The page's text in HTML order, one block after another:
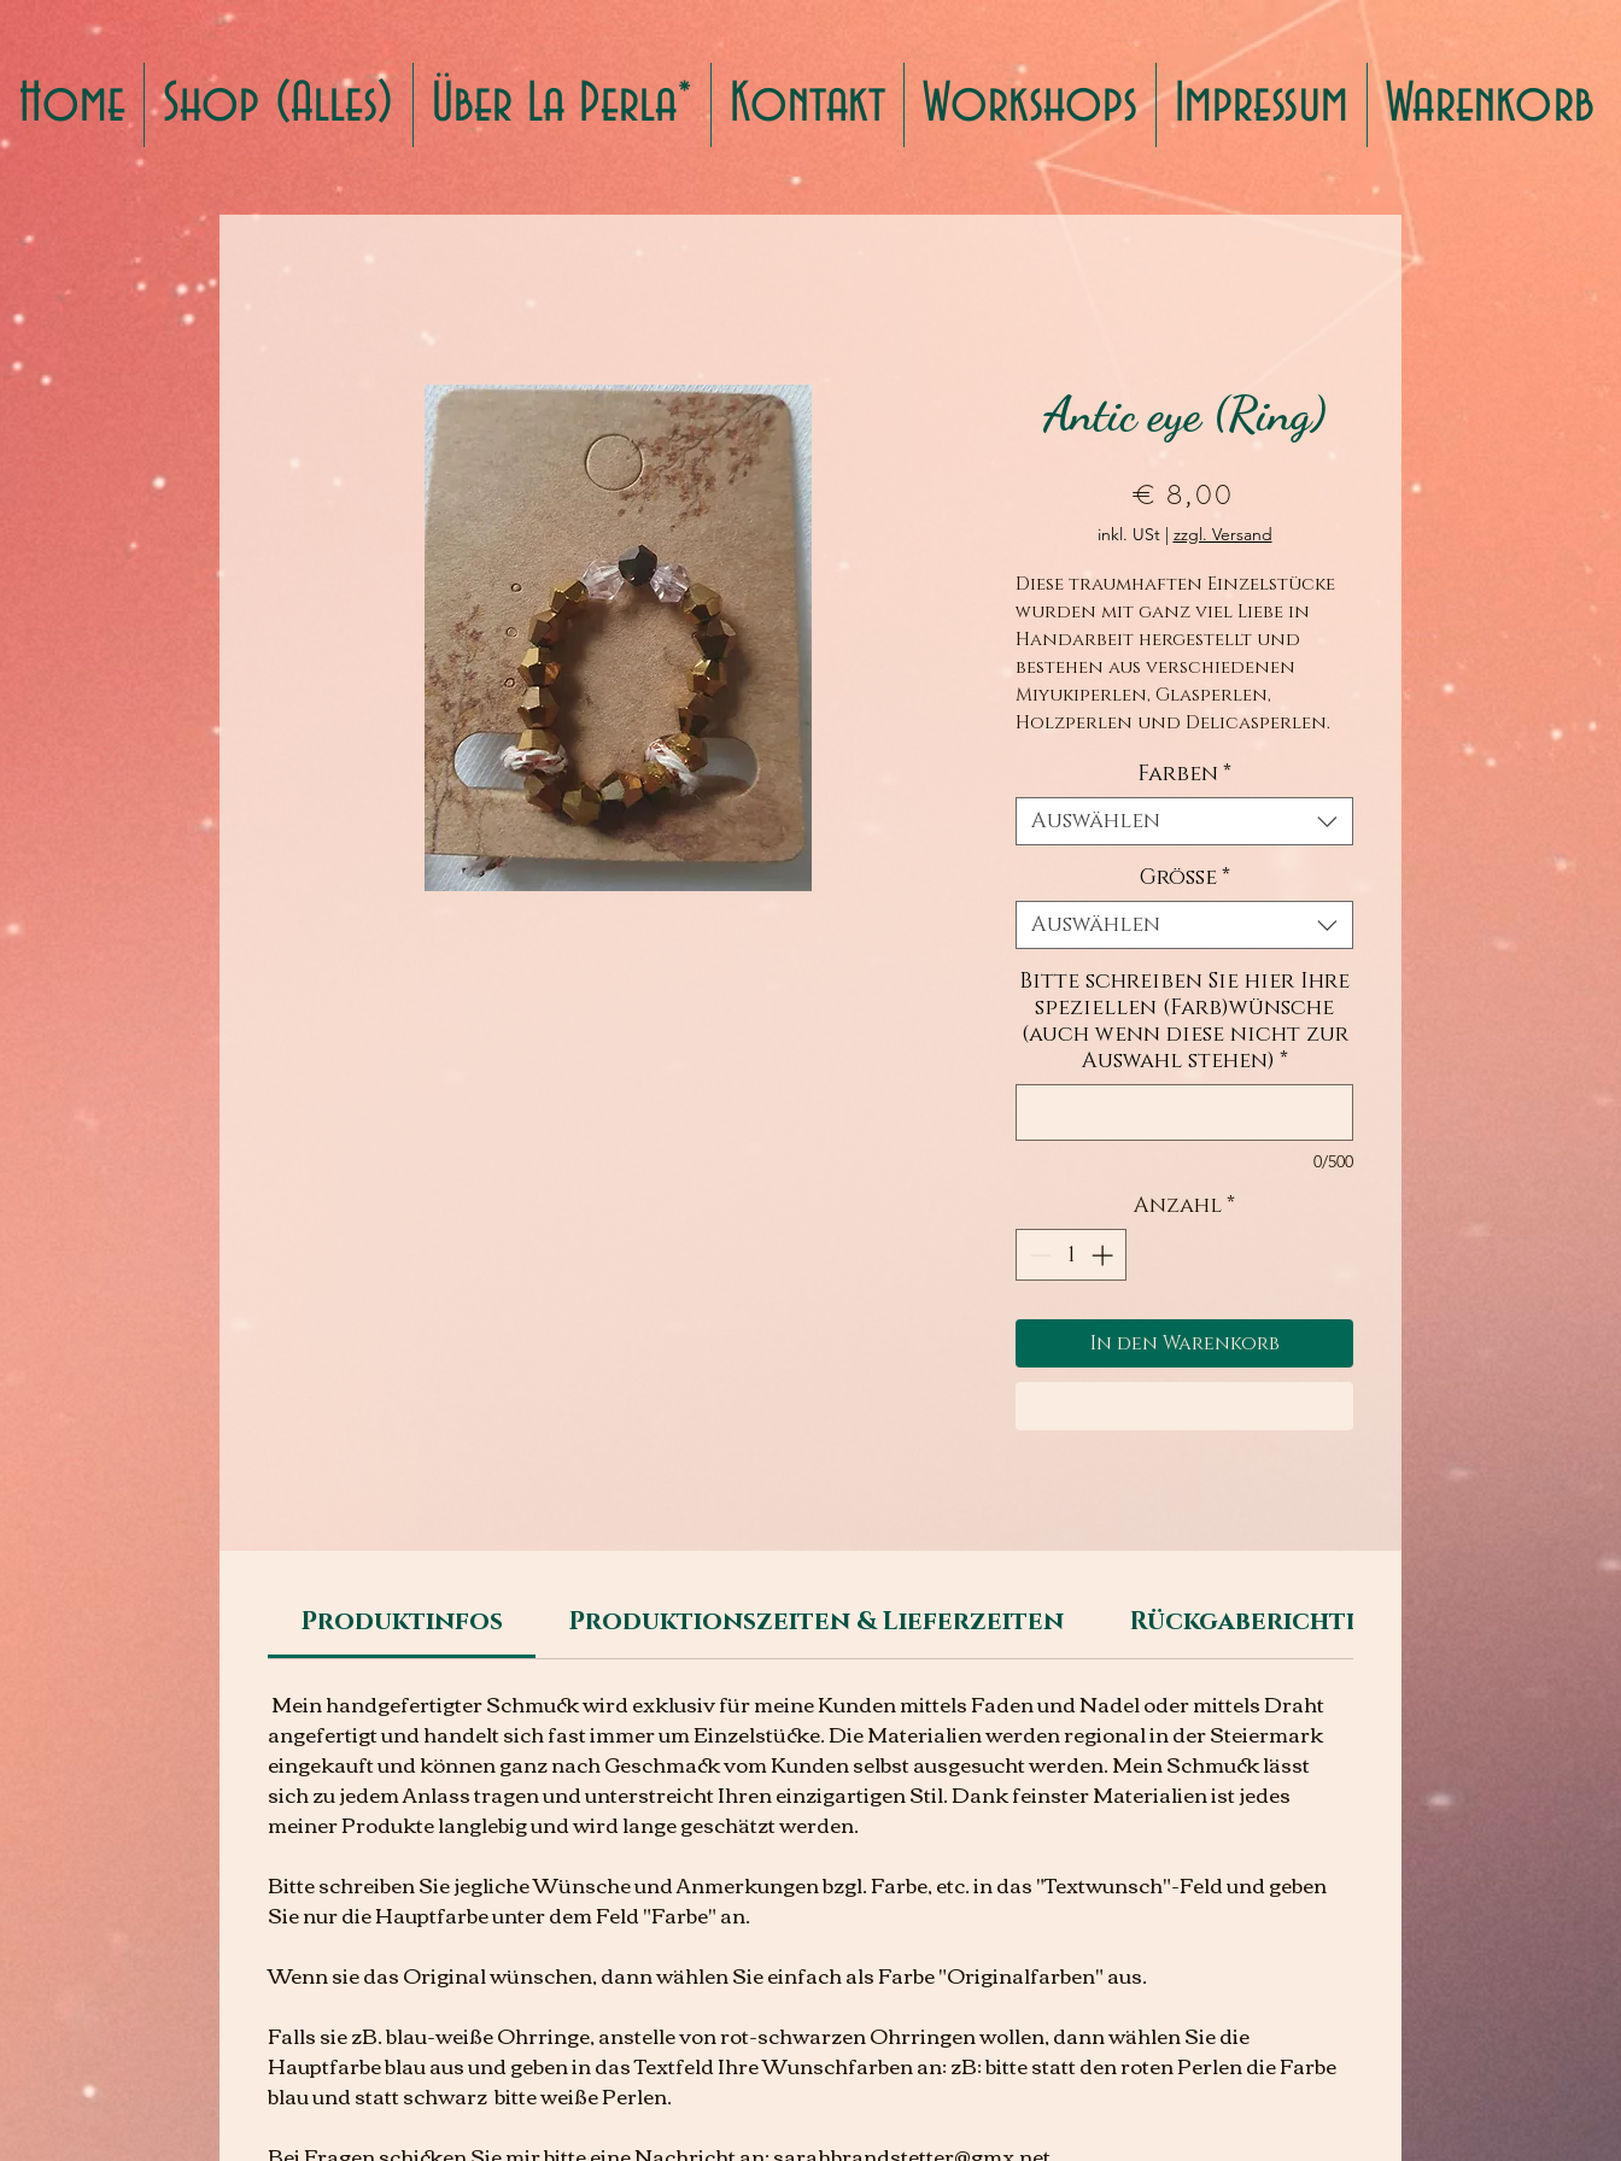
Home Shop (Alles) Über La Perla* Kontakt Workshops Impressum Warenkorb
Antic eye (Ring)
€ 8,00
inkl. USt| zzgl. Versand
Diese traumhaften Einzelstücke
wurden mit ganz viel Liebe in
Handarbeit hergestellt und
bestehen aus verschiedenen
Miyukiperlen, Glasperlen,
Holzperlen und Delicasperlen.
Farben *
Auswählen
Größe*
Auswählen
Bitte schreiben Sie hier Ihre
speziellen (Farb)wünsche
(auch wenn diese nicht zur
Auswahl stehen) *
0/500
Anzahl*
In den Warenkorb
Produktinfos Produktionszeiten & Lieferzeiten Rückgaberichtlinien
Mein handgefertigter Schmuck wird exklusiv für meine Kunden mittels Faden und Nadel oder mittels Draht
angefertigt und handelt sich fast immer um Einzelstücke. Die Materialien werden regional in der Steiermark
eingekauft und können ganz nach Geschmack vom Kunden selbst ausgesucht werden. Mein Schmuck lässt
sich zu jedem Anlass tragen und unterstreicht Ihren einzigartigen Stil. Dank feinster Materialien ist jedes
meiner Produkte langlebig und wird lange geschätzt werden.
Bitte schreiben Sie jegliche Wünsche und Anmerkungen bzgl. Farbe, etc. in das "Textwunsch"-Feld und geben
Sie nur die Hauptfarbe unter dem Feld "Farbe" an.
Wenn sie das Original wünschen, dann wählen Sie einfach als Farbe "Originalfarben" aus.
Falls sie zB. blau-weiße Ohrringe, anstelle von rot-schwarzen Ohrringen wollen, dann wählen Sie die
Hauptfarbe blau aus und geben in das Textfeld Ihre Wunschfarben an: zB: bitte statt den roten Perlen die Farbe
blau und statt schwarz bitte weiße Perlen.